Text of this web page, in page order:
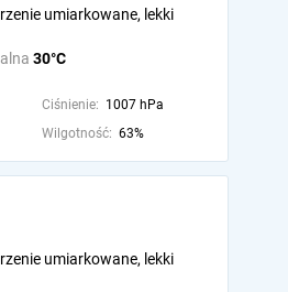
30°C
umiarkowane, lekki
Ciśnienie: 1007 hPa
Wilgotność: 63%
umiarkowane, lekki